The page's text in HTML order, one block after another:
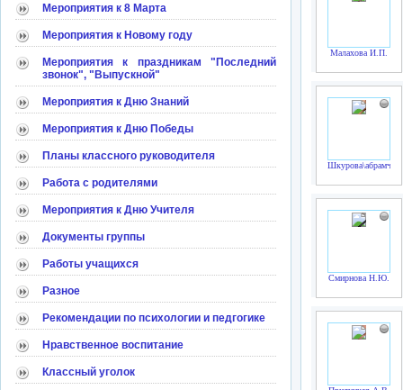
Мероприятия к 8 Марта
Мероприятия к Новому году
Мероприятия к праздникам "Последний
звонок", "Выпускной"
Мероприятия к Дню Знаний
Мероприятия к Дню Победы
Планы классного руководителя
Работа с родителями
Мероприятия к Дню Учителя
Документы группы
Работы учащихся
Разное
Рекомендации по психологии и педгогике
Нравственное воспитание
Классный уголок
Малахова И.П.
Смирнова Н.Ю.